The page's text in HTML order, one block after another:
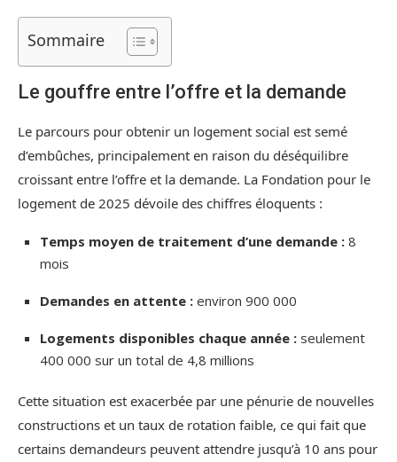
Sommaire
Le gouffre entre l’offre et la demande
Le parcours pour obtenir un logement social est semé
d’embûches, principalement en raison du déséquilibre
croissant entre l’offre et la demande. La Fondation pour le
logement de 2025 dévoile des chiffres éloquents :
Temps moyen de traitement d’une demande : 8
mois
Demandes en attente : environ 900 000
Logements disponibles chaque année : seulement
400 000 sur un total de 4,8 millions
Cette situation est exacerbée par une pénurie de nouvelles
constructions et un taux de rotation faible, ce qui fait que
certains demandeurs peuvent attendre jusqu’à 10 ans pour